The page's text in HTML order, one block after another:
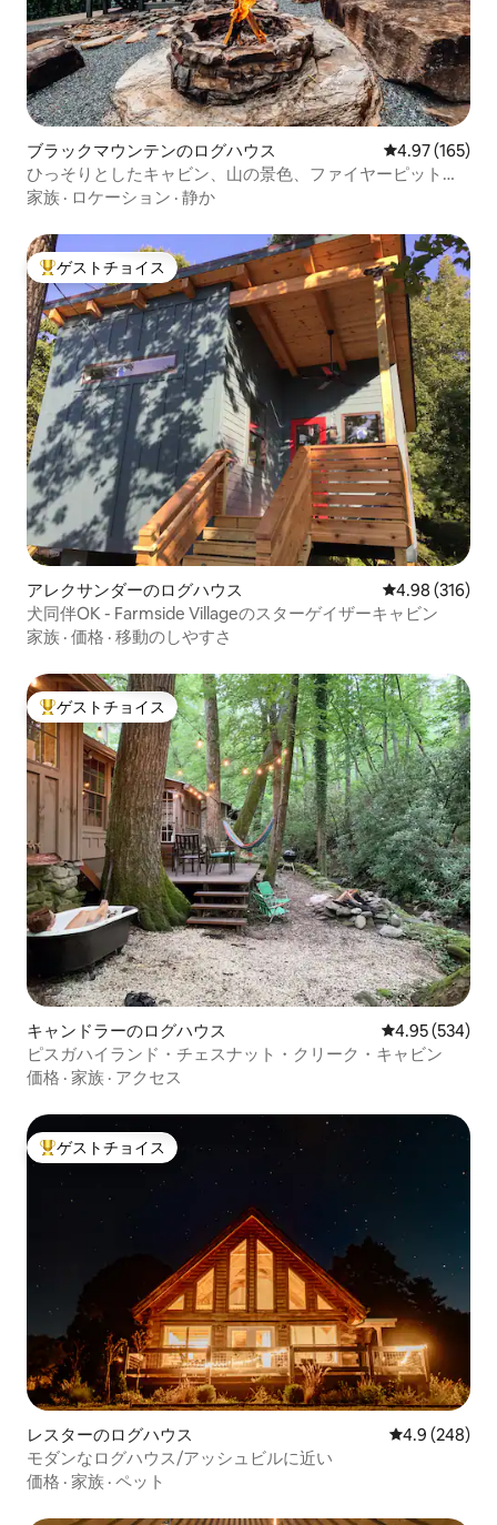
ブラックマウンテンのログハウス レビュー165
4.97 (165)
ひっそりとしたキャビン、山の景色、ファイヤーピット、
ホットタブ！
家族 · ロケーション · 静か
大好評のゲストチョイスです。
ゲストチョイス
アレクサンダーのログハウス レビュー316
4.98 (316)
犬同伴OK - Farmside Villageのスターゲイザーキャビン
家族 · 価格 · 移動のしやすさ
大好評のゲストチョイスです。
ゲストチョイス
キャンドラーのログハウス レビュー534
4.95 (534)
ピスガハイランド・チェスナット・クリーク・キャビン
価格 · 家族 · アクセス
大好評のゲストチョイスです。
ゲストチョイス
レスターのログハウス レビュー248
4.9 (248)
モダンなログハウス/アッシュビルに近い
価格 · 家族 · ペット